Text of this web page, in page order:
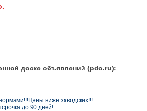
доске объявлений (pdo.ru):
ниже заводских!!!
до 90 дней!